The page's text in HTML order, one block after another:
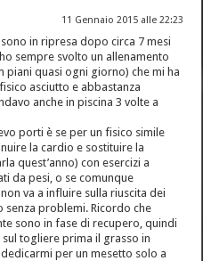
11 Gennaio 2015 alle 22:23
in ripresa dopo circa 7 mesi
sempre svolto un allenamento
piani quasi ogni giorno) che mi ha
asciutto e abbastanza
anche in piscina 3 volte a
porti è se per un fisico simile
la cardio e sostituire la
quest’anno) con esercizi a
da pesi, o se comunque
va a influire sulla riuscita dei
senza problemi. Ricordo che
sono in fase di recupero, quindi
togliere prima il grasso in
per un mesetto solo a